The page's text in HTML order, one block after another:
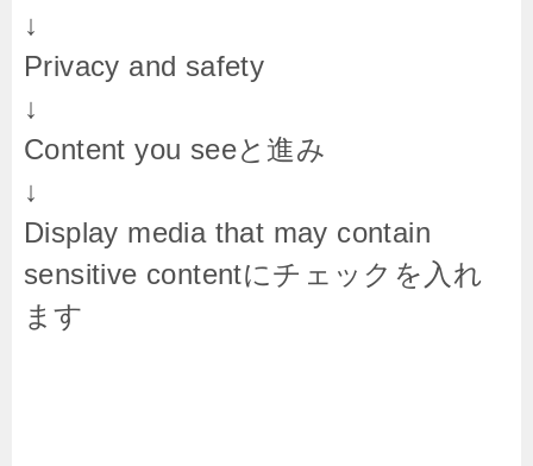
↓
Privacy and safety
↓
Content you seeと進み
↓
Display media that may contain
sensitive contentにチェックを入れ
ます